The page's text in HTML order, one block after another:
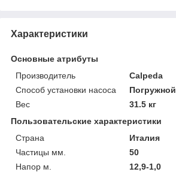
Характеристики
Основные атрибуты
Производитель
Calpeda
Способ установки насоса
Погружной
Вес
31.5 кг
Пользовательские характеристики
Страна
Италия
Частицы мм.
50
Напор м.
12,9-1,0